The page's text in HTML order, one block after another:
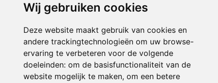
Wij gebruiken cookies
Deze website maakt gebruik van cookies en
andere trackingtechnologieën om uw browse-
ervaring te verbeteren voor de volgende
doeleinden: om de basisfunctionaliteit van de
website mogelijk te maken, om een betere
ONDERDEEL VAN